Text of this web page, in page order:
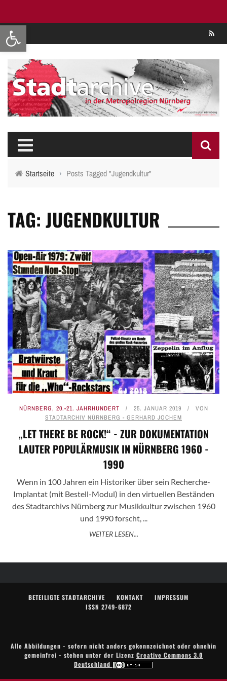
Werkzeugleiste öffnen
Startseite › Posts Tagged "Jugendkultur"
TAG: JUGENDKULTUR
NÜRNBERG, 20.-21. JAHRHUNDERT 25. JANUAR 2019
VON
STADTARCHIV NÜRNBERG - GERHARD JOCHEM
„LET THERE BE ROCK!“ - ZUR DOKUMENTATION
LAUTER POPULÄRMUSIK IN NÜRNBERG 1960 -
1990
Wenn in 100 Jahren ein Historiker über sein Recherche-
Implantat (mit Bestell-Modul) in den virtuellen Beständen
des Stadtarchivs Nürnberg zur Musikkultur zwischen 1960
und 1990 forscht, ...
WEITER LESEN...
BETEILIGTE STADTARCHIVE KONTAKT
IMPRESSUM
ISSN 2749-6872
Alle Abbildungen - sofern nicht anders gekennzeichnet oder ohnehin
gemeinfrei - stehen unter der Lizenz Creative Commons 3.0
Deutschland